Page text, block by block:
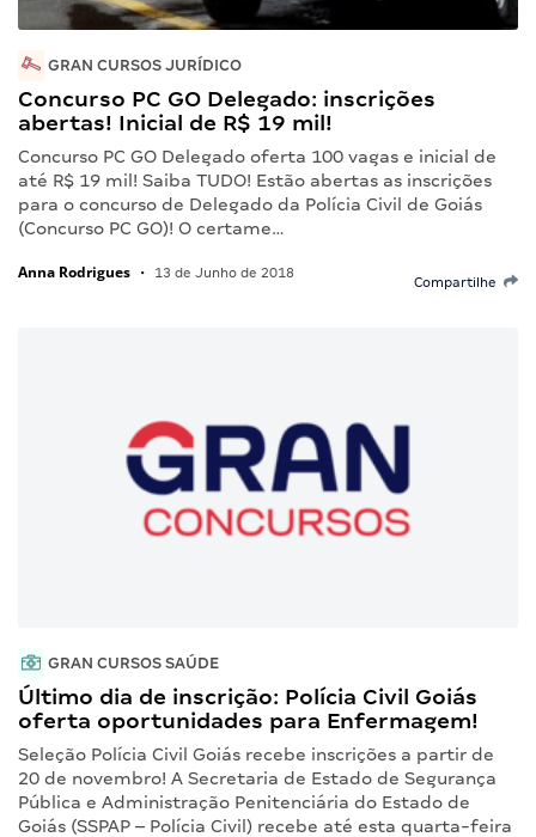
GRAN CURSOS JURÍDICO
Concurso PC GO Delegado: inscrições
abertas! Inicial de R$ 19 mil!
Concurso PC GO Delegado oferta 100 vagas e inicial de
até R$ 19 mil! Saiba TUDO! Estão abertas as inscrições
para o concurso de Delegado da Polícia Civil de Goiás
(Concurso PC GO)! O certame…
Anna Rodrigues • 13 de Junho de 2018
Compartilhe
GRAN CURSOS SAÚDE
Último dia de inscrição: Polícia Civil Goiás
oferta oportunidades para Enfermagem!
Seleção Polícia Civil Goiás recebe inscrições a partir de
20 de novembro! A Secretaria de Estado de Segurança
Pública e Administração Penitenciária do Estado de
Goiás (SSPAP – Polícia Civil) recebe até esta quarta-feira